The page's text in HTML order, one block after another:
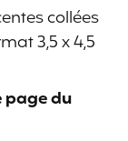
collées
3,5 x 4,5
page du